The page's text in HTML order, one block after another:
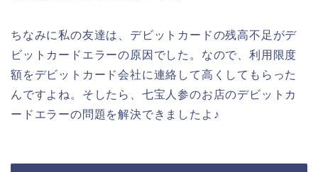
ちなみに私の友達は、デビットカードの残高不足がデ
ビットカードエラーの原因でした。なので、利用限度
額をデビットカード会社に連絡して高くしてもらった
んですよね。そしたら、七宝人参のお店のデビットカ
ードエラーの問題を解決できましたよ♪